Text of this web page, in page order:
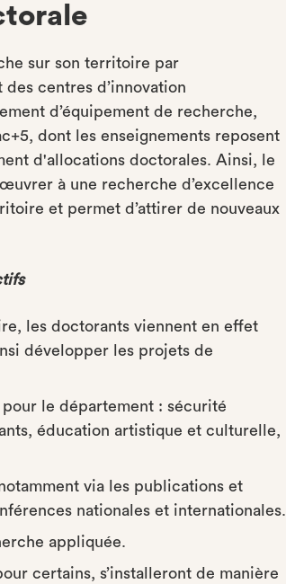
sur son territoire par
centres d’innovation
d’équipement de recherche,
dont les enseignements reposent
d'allocations doctorales. Ainsi, le
à une recherche d’excellence
et permet d’attirer de nouveaux
les doctorants viennent en effet
développer les projets de
le département : sécurité
éducation artistique et culturelle,
via les publications et
nationales et internationales.
appliquée.
certains, s’installeront de manière